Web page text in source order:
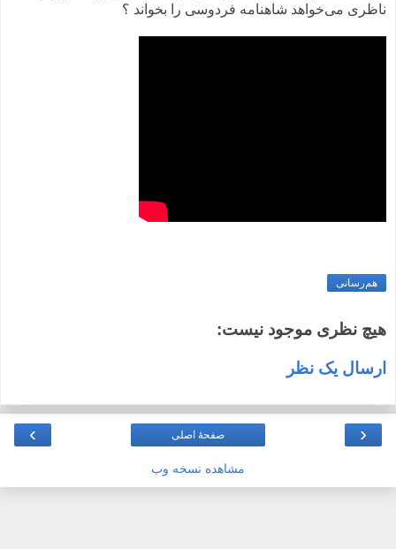
ناظری می‌خواهد شاهنامه فردوسی را بخواند ؟
هم‌رسانی
هیچ نظری موجود نیست:
ارسال یک نظر
‹
› صفحهٔ اصلی
مشاهده نسخه وب